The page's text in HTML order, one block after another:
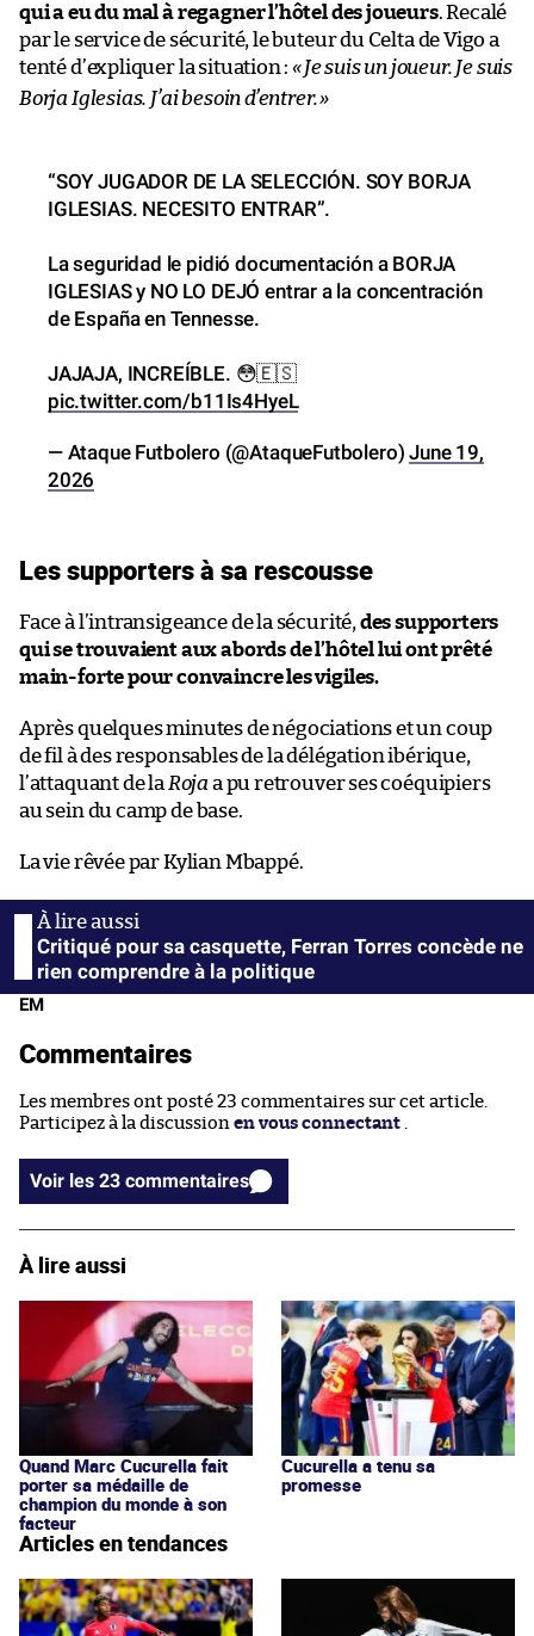
qui a eu du mal à regagner l’hôtel des joueurs. Recalé
par le service de sécurité, le buteur du Celta de Vigo a
tenté d’expliquer la situation :«Je suis un joueur. Je suis
Borja Iglesias. J’ai besoin d’entrer.»
“SOY JUGADOR DE LA SELECCIÓN. SOY BORJA
IGLESIAS. NECESITO ENTRAR”.
La seguridad le pidió documentación a BORJA
IGLESIAS y NO LO DEJÓ entrar a la concentración
de España en Tennesse.
JAJAJA, INCREÍBLE. 😳🇪🇸
pic.twitter.com/b11Is4HyeL
— Ataque Futbolero (@AtaqueFutbolero)June 19,
2026
Les supporters à sa rescousse
Face à l’intransigeance de la sécurité, des supporters
qui se trouvaient aux abords de l’hôtel lui ont prêté
main-forte pour convaincre les vigiles.
Après quelques minutes de négociations et un coup
de fil à des responsables de la délégation ibérique,
l’attaquant de la Roja a pu retrouver ses coéquipiers
au sein du camp de base.
La vie rêvée par Kylian Mbappé.
Critiqué pour sa casquette, Ferran Torres concède ne
rien comprendre à la politique
EM
Commentaires
Les membres ont posté 23 commentaires sur cet article.
Participez à la discussion en vous connectant
Voir les 23 commentaires
À lire aussi
Quand Marc Cucurella fait
porter sa médaille de
champion du monde à son
facteur
Cucurella a tenu sa
promesse
Articles en tendances